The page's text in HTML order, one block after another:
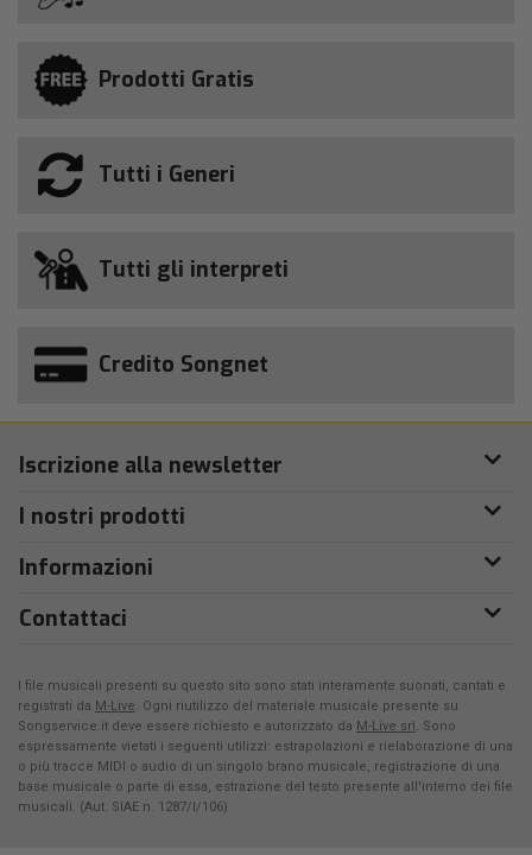
Prodotti Gratis
Tutti i Generi
Tutti gli interpreti
Credito Songnet
Iscrizione alla newsletter
I nostri prodotti
Informazioni
Contattaci
I file musicali presenti su questo sito sono stati interamente suonati, cantati e
registrati da M-Live. Ogni riutilizzo del materiale musicale presente su
Songservice.it deve essere richiesto e autorizzato da M-Live srl. Sono
espressamente vietati i seguenti utilizzi: estrapolazioni e rielaborazione di una
o più tracce MIDI o audio di un singolo brano musicale, registrazione di una
base musicale o parte di essa, estrazione del testo presente all'interno dei file
musicali. (Aut. SIAE n. 1287/I/106)